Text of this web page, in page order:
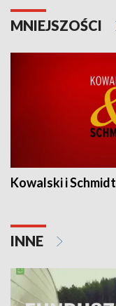
MNIEJSZOŚCI
Kowalski i Schmidt
INNE